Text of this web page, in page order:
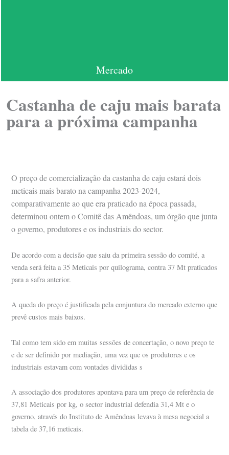
Mercado
Castanha de caju mais barata
para a próxima campanha
O preço de comercialização da castanha de caju estará dois
meticais mais barato na campanha 2023-2024,
comparativamente ao que era praticado na época passada,
determinou ontem o Comitê das Amêndoas, um órgão que junta
o governo, produtores e os industriais do sector.
De acordo com a decisão que saiu da primeira sessão do comité, a
venda será feita a 35 Meticais por quilograma, contra 37 Mt praticados
para a safra anterior.
A queda do preço é justificada pela conjuntura do mercado externo que
prevê custos mais baixos.
Tal como tem sido em muitas sessões de concertação, o novo preço te
e de ser definido por mediação, uma vez que os produtores e os
industriais estavam com vontades divididas s
A associação dos produtores apontava para um preço de referência de
37,81 Meticais por kg, o sector industrial defendia 31,4 Mt e o
governo, através do Instituto de Amêndoas levava à mesa negocial a
tabela de 37,16 meticais.